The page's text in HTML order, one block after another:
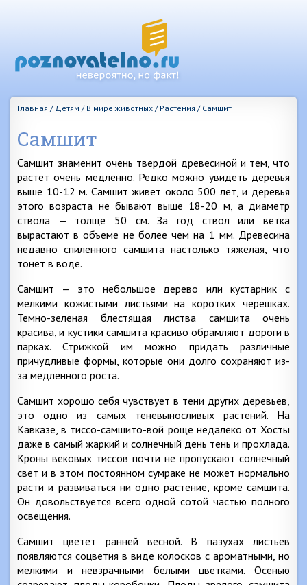
Главная / Детям / В мире животных / Растения / Самшит
Самшит
Самшит знаменит очень твердой древесиной и тем, что
растет очень медленно. Редко можно увидеть деревья
выше 10-12 м. Самшит живет около 500 лет, и деревья
этого возраста не бывают выше 18-20 м, а диаметр
ствола — толще 50 см. За год ствол или ветка
вырастают в объеме не более чем на 1 мм. Древесина
недавно спиленного самшита настолько тяжелая, что
тонет в воде.
Самшит — это небольшое дерево или кустарник с
мелкими кожистыми листьями на коротких черешках.
Темно-зеленая блестящая листва самшита очень
красива, и кустики самшита красиво обрамляют дороги в
парках. Стрижкой им можно придать различные
причудливые формы, которые они долго сохраняют из-
за медленного роста.
Самшит хорошо себя чувствует в тени других деревьев,
это одно из самых теневыносливых растений. На
Кавказе, в тиссо-самшито-вой роще недалеко от Хосты
даже в самый жаркий и солнечный день тень и прохлада.
Кроны вековых тиссов почти не пропускают солнечный
свет и в этом постоянном сумраке не может нормально
расти и развиваться ни одно растение, кроме самшита.
Он довольствуется всего одной сотой частью полного
освещения.
Самшит цветет ранней весной. В пазухах листьев
появляются соцветия в виде колосков с ароматными, но
мелкими и невзрачными белыми цветками. Осенью